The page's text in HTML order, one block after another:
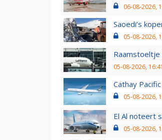
06-08-2026,
Saoedi’s
05-08-2026,
Raamstoeltje
05-08-2026, 16:41
Cathay
05-08-2026,
El Al noteert
05-08-2026,